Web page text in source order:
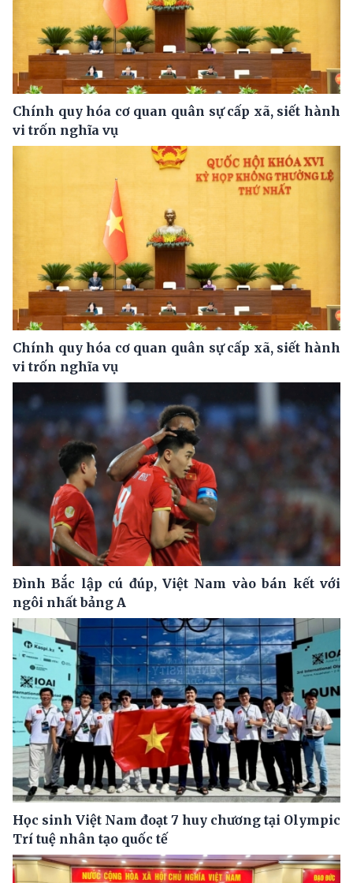
Chính quy hóa cơ quan quân sự cấp xã, siết hành
vi trốn nghĩa vụ
Chính quy hóa cơ quan quân sự cấp xã, siết hành
vi trốn nghĩa vụ
Đình Bắc lập cú đúp, Việt Nam vào bán kết với
ngôi nhất bảng A
Học sinh Việt Nam đoạt 7 huy chương tại Olympic
Trí tuệ nhân tạo quốc tế